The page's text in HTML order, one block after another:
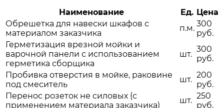
Наименование
Ед. Цена
Обрешетка для навески шкафов с
материалом заказчика
п.м. 300
руб.
Герметизация врезной мойки и
варочной панели с использованием
герметика сборщика
шт.
300
руб.
Пробивка отверстия в мойке, раковине
под смеситель
шт. 200
руб.
Перенос розеток не силовых (с
применением материала заказчика)
шт. 250
руб.